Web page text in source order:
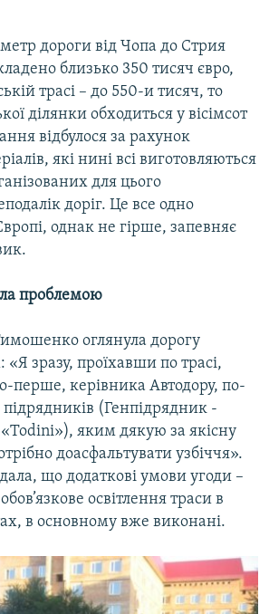
дороги від Чопа до Стрия
близько 350 тисяч євро,
трасі – до 550-и тисяч, то
ділянки обходиться у вісімсот
відбулося за рахунок
які нині всі виготовляються
для цього
доріг. Це все одно
однак не гірше, запевняє
проблемою
оглянула дорогу
зразу, проїхавши по трасі,
перше, керівника Автодору, по-
(Генпідрядник -
«Todini»), яким дякую за якісну
доасфальтувати узбіччя».
що додаткові умови угоди –
освітлення траси в
в основному вже виконані.